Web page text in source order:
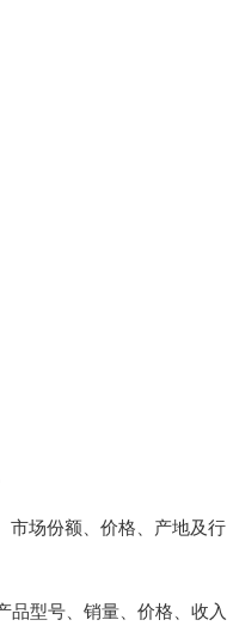
市场份额、价格、产地及行
品型号、销量、价格、收入